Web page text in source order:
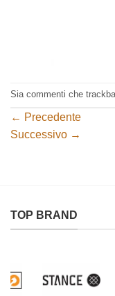
Sia commenti che
← Precedente
Successivo →
TOP BRAND